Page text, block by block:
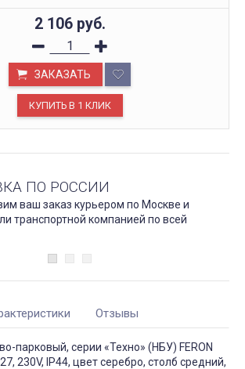
2 106 руб.
ЗАКАЗАТЬ
ПО РОССИИ
ваш заказ курьером по Москве и
транспортной компанией по всей
Отзывы
парковый, серии «Техно» (НБУ) FERON
230V, IP44, цвет серебро, столб средний,